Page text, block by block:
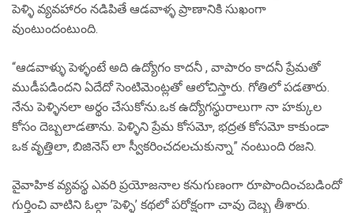
పెళ్ళి వ్యవహారం నడిపితే ఆడవాళ్ళ ప్రాణానికి సుఖంగా
వుంటుందంటుంది.
“ఆడవాళ్ళు పెళ్ళంటే అది ఉద్యోగం కాదనీ , వాపారం కాదనీ ప్రేమతో
ముడీపడిందని ఏదేదో సెంటిమెంట్లతో ఆలోచిస్తారు. గోతిలో పడతారు.
నేను పెళ్ళినలా అర్థం చేసుకోను.ఒక ఉద్యోగస్థురాలుగా నా హక్కుల
కోసం దెబ్బలాడతాను. పెళ్ళిని ప్రేమ కోసమో, భద్రత కోసమో కాకుండా
ఒక వృత్తిలా, బిజినెస్ లా స్వీకరించదలచుకున్నా” నంటుంది రజని.
వైవాహిక వ్యవస్థ ఎవరి ప్రయోజనాల కనుగుణంగా రూపొందించబడిందో
గుర్తించి వాటిని ఓల్గా ’పెళ్ళి’ కథలో పరోక్షంగా చావు దెబ్బ తీశారు.